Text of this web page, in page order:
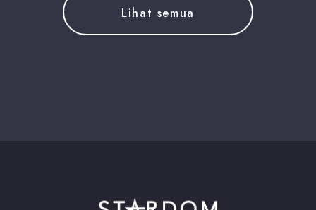
Lihat semua